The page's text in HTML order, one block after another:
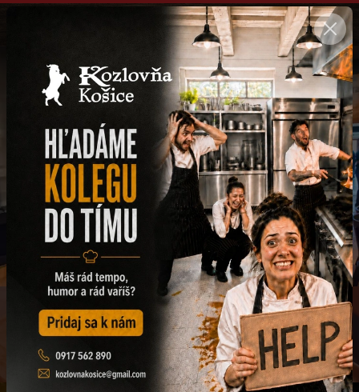
SK
Zažite autentickú pivovú kultúru v
Kozlovni
Kvalitné pivo a domáce jedlá každý deň – už od obeda
DENNÉ MENU
Každý deň chutí inak
Poctivé obedy z čerstvých surovín – rýchlo a výhodne
Prejsť na denné menu